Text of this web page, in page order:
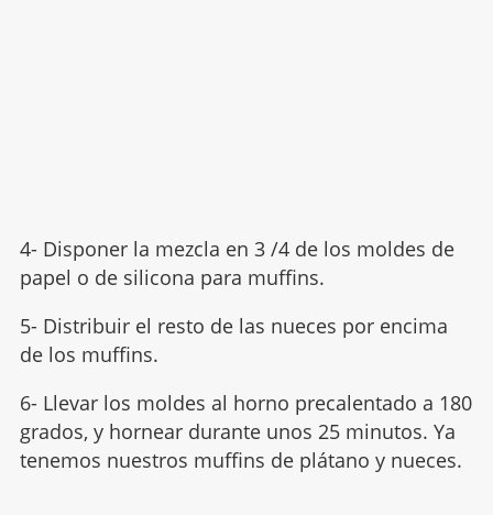
4- Disponer la mezcla en 3 /4 de los moldes de
papel o de silicona para muffins.
5- Distribuir el resto de las nueces por encima
de los muffins.
6- Llevar los moldes al horno precalentado a 180
grados, y hornear durante unos 25 minutos. Ya
tenemos nuestros muffins de plátano y nueces.